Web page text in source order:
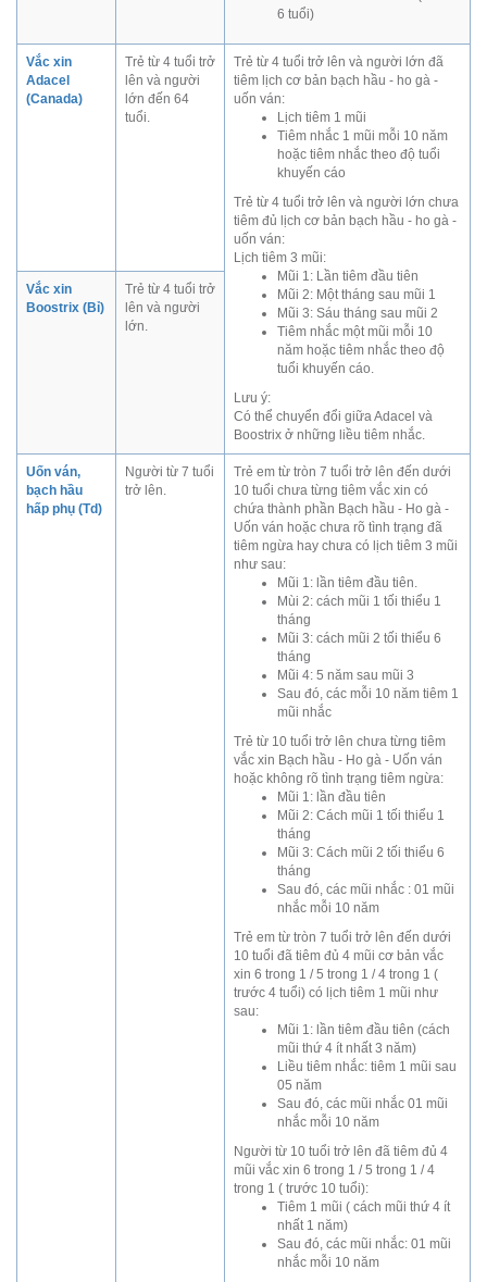
6 tuổi)
Vắc xin
Adacel
(Canada)
Trẻ từ 4 tuổi trở
lên và người
lớn đến 64
tuổi.
Trẻ từ 4 tuổi trở lên và người lớn đã
tiêm lịch cơ bản bạch hầu - ho gà -
uốn ván:
Lịch tiêm 1 mũi
Tiêm nhắc 1 mũi mỗi 10 năm
hoặc tiêm nhắc theo độ tuổi
khuyến cáo
Trẻ từ 4 tuổi trở lên và người lớn chưa
tiêm đủ lịch cơ bản bạch hầu - ho gà -
uốn ván:
Lịch tiêm 3 mũi:
Mũi 1: Lần tiêm đầu tiên
Mũi 2: Một tháng sau mũi 1
Mũi 3: Sáu tháng sau mũi 2
Tiêm nhắc một mũi mỗi 10
năm hoặc tiêm nhắc theo độ
tuổi khuyến cáo.
Lưu ý:
Có thể chuyển đổi giữa Adacel và
Boostrix ở những liều tiêm nhắc.
Vắc xin
Boostrix (Bỉ)
Trẻ từ 4 tuổi trở
lên và người
lớn.
Uốn ván,
bạch hầu
hấp phụ (Td)
Người từ 7 tuổi
trở lên.
Trẻ em từ tròn 7 tuổi trở lên đến dưới
10 tuổi chưa từng tiêm vắc xin có
chứa thành phần Bạch hầu - Ho gà -
Uốn ván hoặc chưa rõ tình trạng đã
tiêm ngừa hay chưa có lịch tiêm 3 mũi
như sau:
Mũi 1: lần tiêm đầu tiên.
Mùi 2: cách mũi 1 tối thiểu 1
tháng
Mũi 3: cách mũi 2 tối thiểu 6
tháng
Mũi 4: 5 năm sau mũi 3
Sau đó, các mỗi 10 năm tiêm 1
mũi nhắc
Trẻ từ 10 tuổi trở lên chưa từng tiêm
vắc xin Bạch hầu - Ho gà - Uốn ván
hoặc không rõ tình trạng tiêm ngừa:
Mũi 1: lần đầu tiên
Mũi 2: Cách mũi 1 tối thiểu 1
tháng
Mũi 3: Cách mũi 2 tối thiểu 6
tháng
Sau đó, các mũi nhắc : 01 mũi
nhắc mỗi 10 năm
Trẻ em từ tròn 7 tuổi trở lên đến dưới
10 tuổi đã tiêm đủ 4 mũi cơ bản vắc
xin 6 trong 1 / 5 trong 1 / 4 trong 1 (
trước 4 tuổi) có lịch tiêm 1 mũi như
sau:
Mũi 1: lần tiêm đầu tiên (cách
mũi thứ 4 ít nhất 3 năm)
Liều tiêm nhắc: tiêm 1 mũi sau
05 năm
Sau đó, các mũi nhắc 01 mũi
nhắc mỗi 10 năm
Người từ 10 tuổi trở lên đã tiêm đủ 4
mũi vắc xin 6 trong 1 / 5 trong 1 / 4
trong 1 ( trước 10 tuổi):
Tiêm 1 mũi ( cách mũi thứ 4 ít
nhất 1 năm)
Sau đó, các mũi nhắc: 01 mũi
nhắc mỗi 10 năm